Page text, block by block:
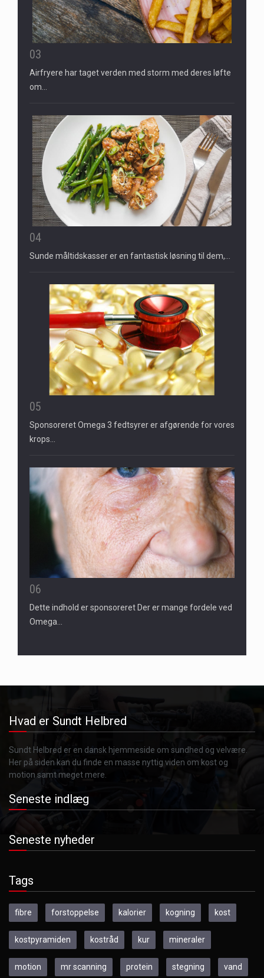
03
Airfryere har taget verden med storm med deres løfte
om…
04
Sunde måltidskasser er en fantastisk løsning til dem,…
05
Sponsoreret Omega 3 fedtsyrer er afgørende for vores
krops…
06
Dette indhold er sponsoreret Der er mange fordele ved
Omega…
Hvad er Sundt Helbred
Sundt Helbred er en dansk hjemmeside om sundhed og velvære.
Her på siden kan du finde en masse nyttig viden om kost og
motion samt meget mere.
Seneste indlæg
Seneste nyheder
Tags
fibre forstoppelse kalorier kogning kost
kostpyramiden kostråd kur mineraler
motion mr scanning protein stegning vand